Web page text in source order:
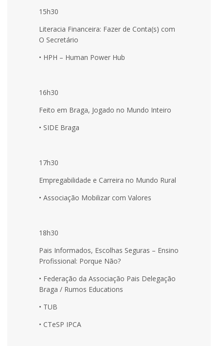
15h30
Literacia Financeira: Fazer de Conta(s) com
O Secretário
• HPH – Human Power Hub
16h30
Feito em Braga, Jogado no Mundo Inteiro
• SIDE Braga
17h30
Empregabilidade e Carreira no Mundo Rural
• Associação Mobilizar com Valores
18h30
Pais Informados, Escolhas Seguras – Ensino
Profissional: Porque Não?
• Federação da Associação Pais Delegação
Braga / Rumos Educations
• TUB
• CTeSP IPCA